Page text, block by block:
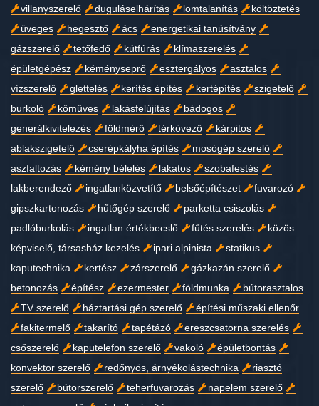
villanyszerelő duguláselhárítás lomtalanítás
költöztetés
üveges
hegesztő ács
energetikai tanúsítvány
gázszerelő
tetőfedő kútfúrás
klímaszerelés
épületgépész
kéményseprő esztergályos
asztalos
vízszerelő
glettelés kerítés építés kertépítés
szigetelő
burkoló
kőműves lakásfelújítás
bádogos
generálkivitelezés
földmérő térkövező
kárpitos
ablakszigetelő
cserépkályha építés
mosógép szerelő
aszfaltozás
kémény bélelés lakatos
szobafestés
lakberendező
ingatlanközvetítő belsőépítészet
fuvarozó
gipszkartonozás
hűtőgép szerelő
parketta csiszolás
padlóburkolás
ingatlan értékbecslő fűtés szerelés
közös
képviselő, társasház kezelés
ipari alpinista
statikus
kaputechnika
kertész zárszerelő
gázkazán szerelő
betonozás
építész ezermester földmunka
bútorasztalos
TV szerelő
háztartási gép szerelő
építési műszaki ellenőr
fakitermelő
takarító tapétázó
ereszcsatorna szerelés
csőszerelő
kaputelefon szerelő vakoló
épületbontás
konvektor szerelő
redőnyös, árnyékolástechnika
riasztó
szerelő
bútorszerelő teherfuvarozás
napelem szerelő